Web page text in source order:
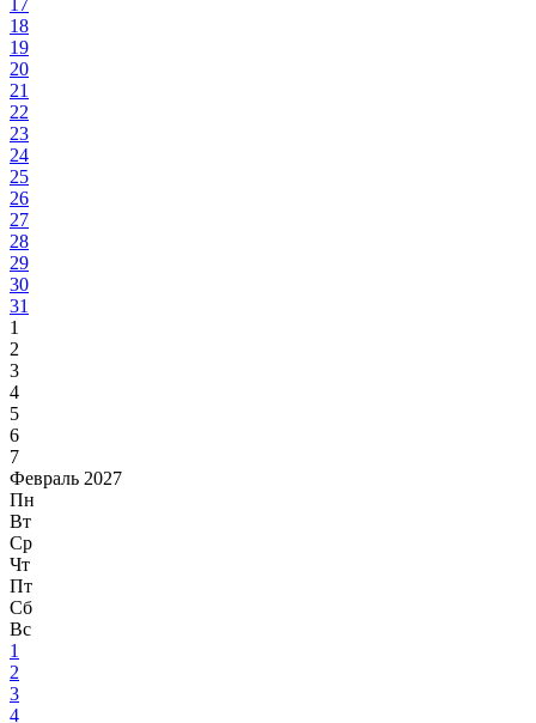
17
18
19
20
21
22
23
24
25
26
27
28
29
30
31
1
2
3
4
5
6
7
Февраль 2027
Пн
Вт
Ср
Чт
Пт
Сб
Вс
1
2
3
4